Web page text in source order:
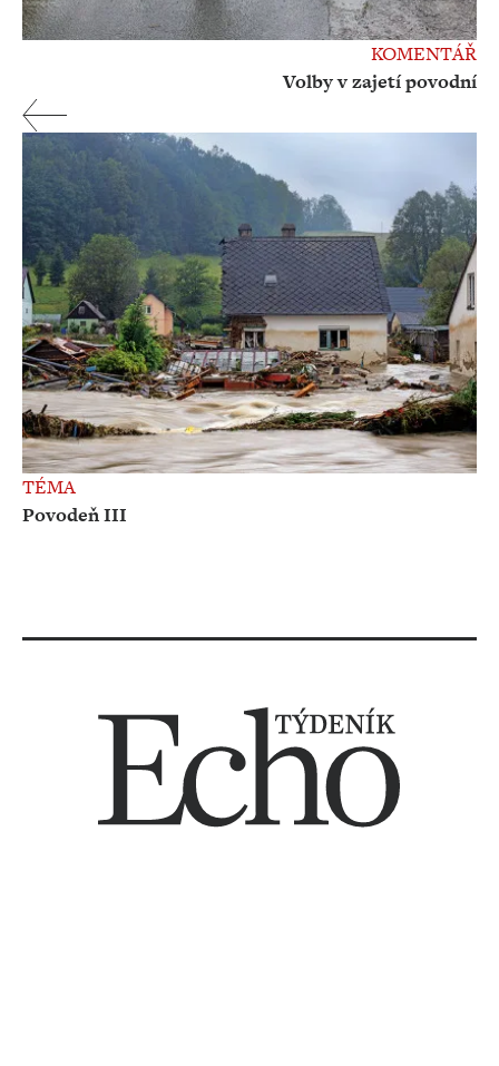
KOMENTÁŘ
Volby v zajetí povodní
TÉMA
Povodeň III